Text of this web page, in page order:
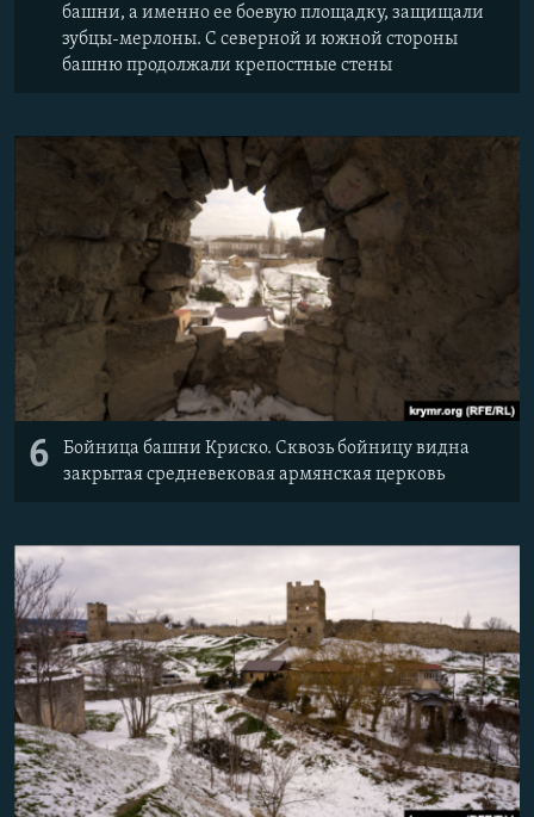
башни, а именно ее боевую площадку, защищали
зубцы-мерлоны. С северной и южной стороны
башню продолжали крепостные стены
6
Бойница башни Криско. Сквозь бойницу видна
закрытая средневековая армянская церковь